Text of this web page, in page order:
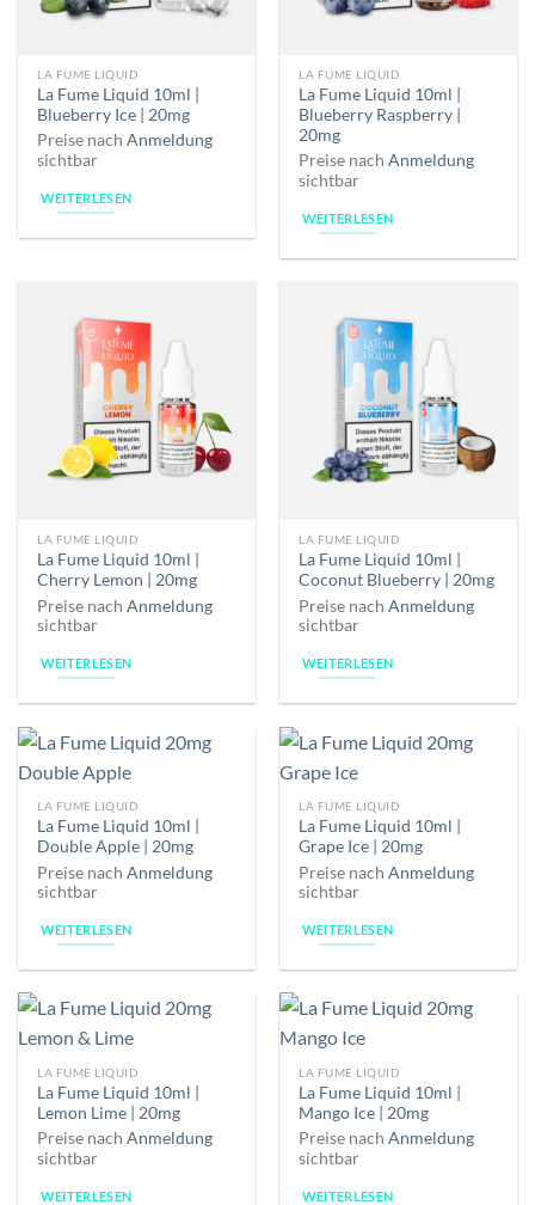
LA FUME LIQUID
La Fume Liquid 10ml |
Blueberry Ice | 20mg
Preise nachAnmeldung
sichtbar
WEITERLESEN
LA FUME LIQUID
La Fume Liquid 10ml |
Blueberry Raspberry |
20mg
Preise nachAnmeldung
sichtbar
WEITERLESEN
LA FUME LIQUID
La Fume Liquid 10ml |
Cherry Lemon | 20mg
Preise nachAnmeldung
sichtbar
WEITERLESEN
LA FUME LIQUID
La Fume Liquid 10ml |
Coconut Blueberry | 20mg
Preise nachAnmeldung
sichtbar
WEITERLESEN
LA FUME LIQUID
La Fume Liquid 10ml |
Double Apple | 20mg
Preise nachAnmeldung
sichtbar
WEITERLESEN
LA FUME LIQUID
La Fume Liquid 10ml |
Grape Ice | 20mg
Preise nachAnmeldung
sichtbar
WEITERLESEN
LA FUME LIQUID
La Fume Liquid 10ml |
Lemon Lime | 20mg
Preise nachAnmeldung
sichtbar
WEITERLESEN
LA FUME LIQUID
La Fume Liquid 10ml |
Mango Ice | 20mg
Preise nachAnmeldung
sichtbar
WEITERLESEN